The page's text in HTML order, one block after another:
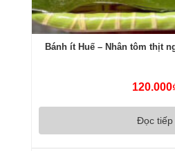
Bánh ít Huế – Nhân tôm thịt
120.000
Đọc tiếp